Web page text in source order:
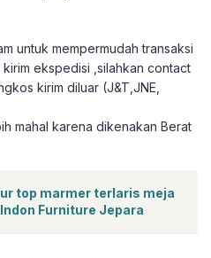
untuk mempermudah transaksi
kirim ekspedisi ,silahkan contact
kirim diluar (J&T,JNE,
mahal karena dikenakan Berat
top marmer terlaris meja
Furniture Jepara